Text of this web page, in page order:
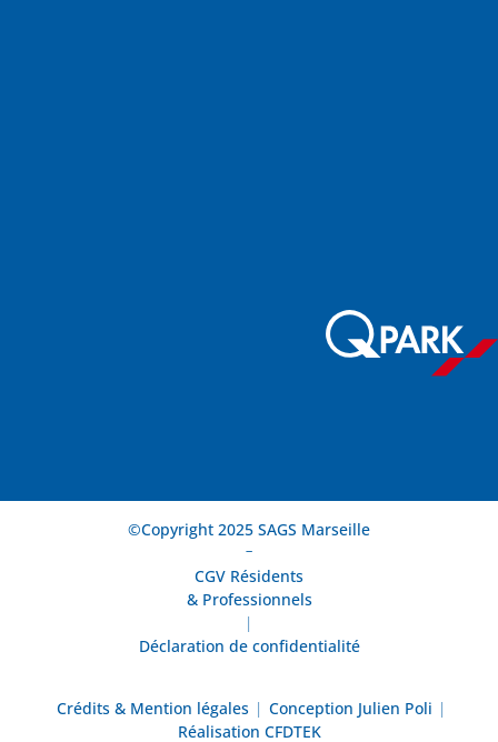
©Copyright 2025 SAGS Marseille
-
CGV Résidents
& Professionnels
|
Déclaration de confidentialité
Crédits & Mention légales | Conception Julien Poli |
Réalisation CFDTEK